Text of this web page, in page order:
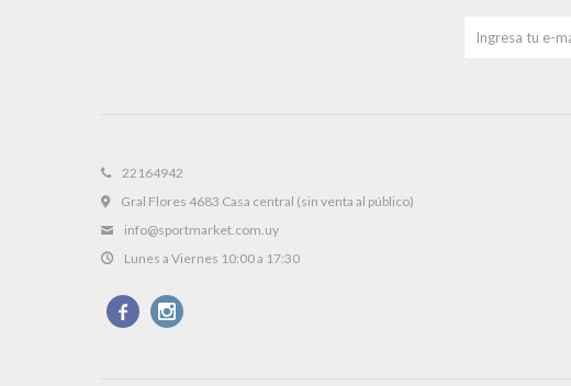
22164942
Gral Flores 4683 Casa central (sin venta al público)
info@sportmarket.com.uy
Lunes a Viernes 10:00 a 17:30
 